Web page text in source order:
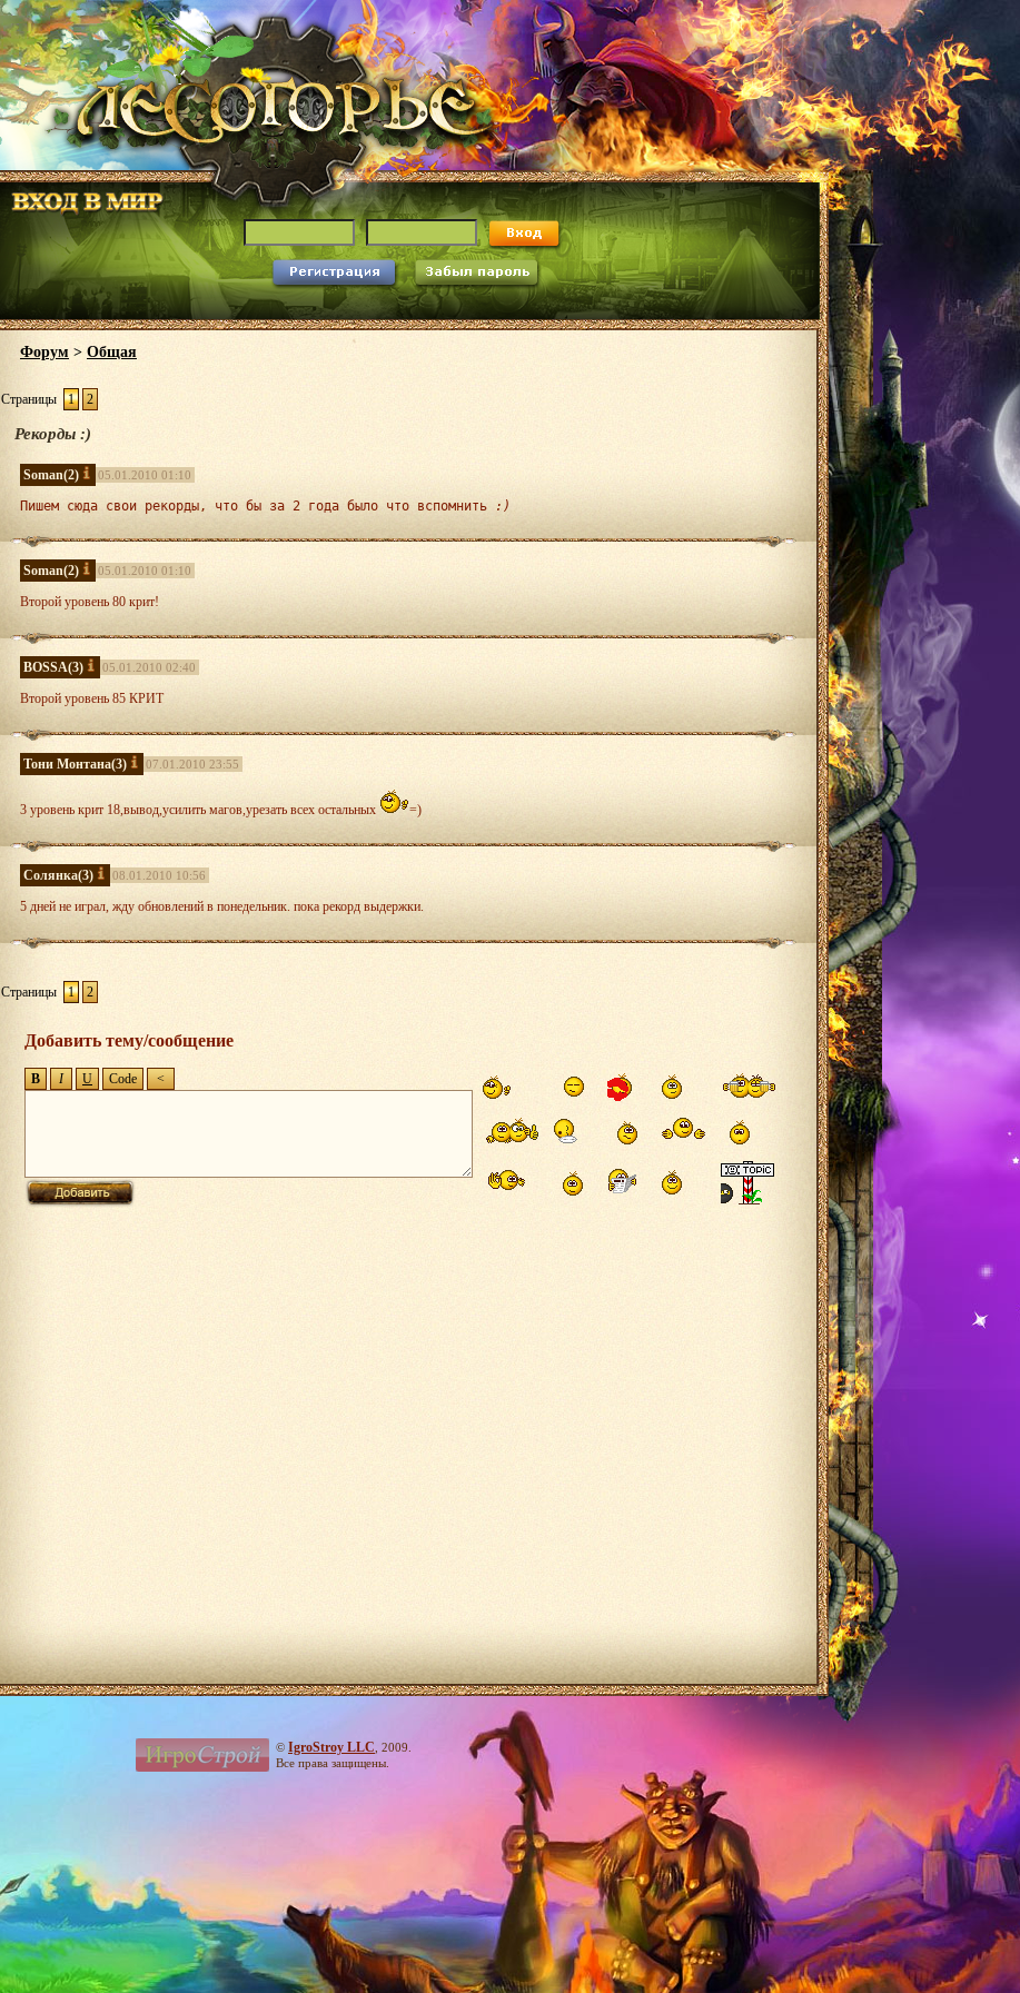
Форум > Общая
Страницы 1 2
Рекорды :)
Soman(2) 05.01.2010 01:10
Пишем сюда свои рекорды, что бы за 2 года было что вспомнить :)
Soman(2) 05.01.2010 01:10
Второй уровень 80 крит!
BOSSA(3) 05.01.2010 02:40
Второй уровень 85 КРИТ
Тони Монтана(3) 07.01.2010 23:55
3 уровень крит 18,вывод,усилить магов,урезать всех остальных =)
Солянка(3) 08.01.2010 10:56
5 дней не играл, жду обновлений в понедельник. пока рекорд выдержки.
Страницы 1 2
Добавить тему/сообщение
© IgroStroy LLC , 2009.
Все права защищены.